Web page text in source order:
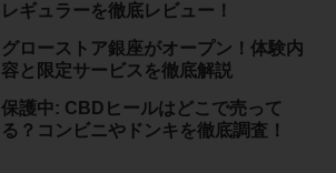
レギュラーを徹底レビュー！
グローストア銀座がオープン！体験内
容と限定サービスを徹底解説
保護中: CBDヒールはどこで売って
る？コンビニやドンキを徹底調査！